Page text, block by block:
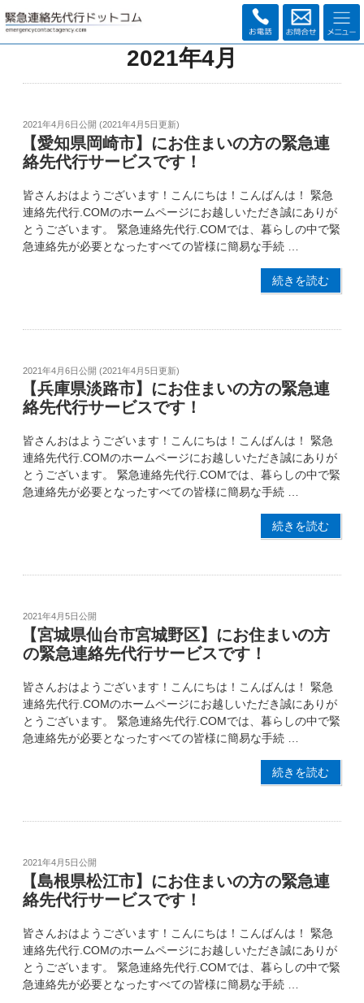
2021年4月
2021年4月6日公開 (2021年4月5日更新)
【愛知県岡崎市】にお住まいの方の緊急連
絡先代行サービスです！
皆さんおはようございます！こんにちは！こんばんは！ 緊急
連絡先代行.COMのホームページにお越しいただき誠にありが
とうございます。 緊急連絡先代行.COMでは、暮らしの中で緊
急連絡先が必要となったすべての皆様に簡易な手続 …
続きを読む
2021年4月6日公開 (2021年4月5日更新)
【兵庫県淡路市】にお住まいの方の緊急連
絡先代行サービスです！
皆さんおはようございます！こんにちは！こんばんは！ 緊急
連絡先代行.COMのホームページにお越しいただき誠にありが
とうございます。 緊急連絡先代行.COMでは、暮らしの中で緊
急連絡先が必要となったすべての皆様に簡易な手続 …
続きを読む
2021年4月5日公開
【宮城県仙台市宮城野区】にお住まいの方
の緊急連絡先代行サービスです！
皆さんおはようございます！こんにちは！こんばんは！ 緊急
連絡先代行.COMのホームページにお越しいただき誠にありが
とうございます。 緊急連絡先代行.COMでは、暮らしの中で緊
急連絡先が必要となったすべての皆様に簡易な手続 …
続きを読む
2021年4月5日公開
【島根県松江市】にお住まいの方の緊急連
絡先代行サービスです！
皆さんおはようございます！こんにちは！こんばんは！ 緊急
連絡先代行.COMのホームページにお越しいただき誠にありが
とうございます。 緊急連絡先代行.COMでは、暮らしの中で緊
急連絡先が必要となったすべての皆様に簡易な手続 …